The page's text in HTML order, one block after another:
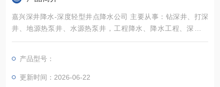
嘉兴深井降水-深度轻型井点降水公司 主要从事：钻深井、打深
井、地源热泵井、水源热泵井，工程降水、降水工程、深井降
水、管井降水、水空调冷风机及各种通风降温换气、除尘设备销
务、良好的信誉，现成发展成为一家颇具规模的专注化钻井安装
工程。
产品型号：
更新时间：2026-06-22